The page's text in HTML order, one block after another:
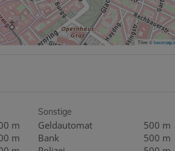
Tiles ©
m
m
Sonstige
Geldautomat
500 m
Bank
500 m